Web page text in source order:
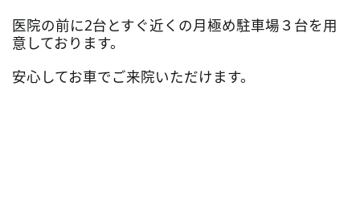
医院の前に2台とすぐ近くの月極め駐車場３台を用
意しております。
安心してお車でご来院いただけます。